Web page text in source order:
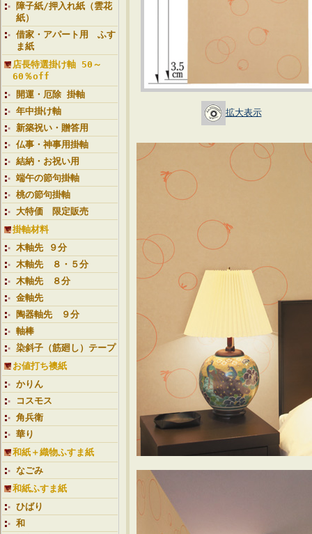
障子紙/押入れ紙（雲花
紙）
借家・アパート用 ふす
ま紙
店長特選掛け軸 50～
60％off
開運・厄除 掛軸
年中掛け軸
新築祝い・贈答用
仏事・神事用掛軸
結納・お祝い用
端午の節句掛軸
桃の節句掛軸
大特価 限定販売
掛軸材料
木軸先 ９分
木軸先 ８・５分
木軸先 ８分
金軸先
陶器軸先 ９分
軸棒
染斜子（筋廻し）テープ
お値打ち襖紙
かりん
コスモス
角兵衛
華り
和紙＋織物ふすま紙
なごみ
和紙ふすま紙
ひばり
和
拡大表示